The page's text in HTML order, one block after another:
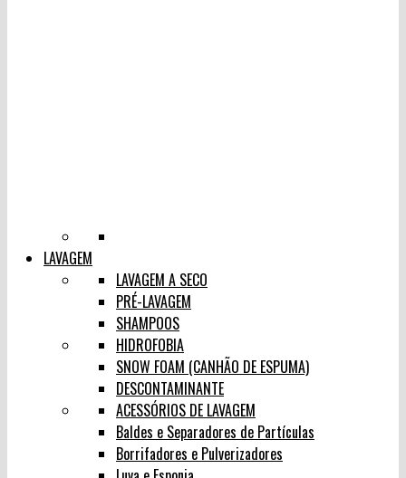
LAVAGEM
LAVAGEM A SECO
PRÉ-LAVAGEM
SHAMPOOS
HIDROFOBIA
SNOW FOAM (CANHÃO DE ESPUMA)
DESCONTAMINANTE
ACESSÓRIOS DE LAVAGEM
Baldes e Separadores de Partículas
Borrifadores e Pulverizadores